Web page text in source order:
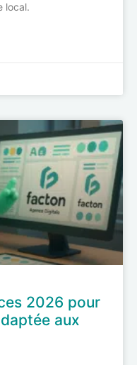
local.
2026 pour
aux